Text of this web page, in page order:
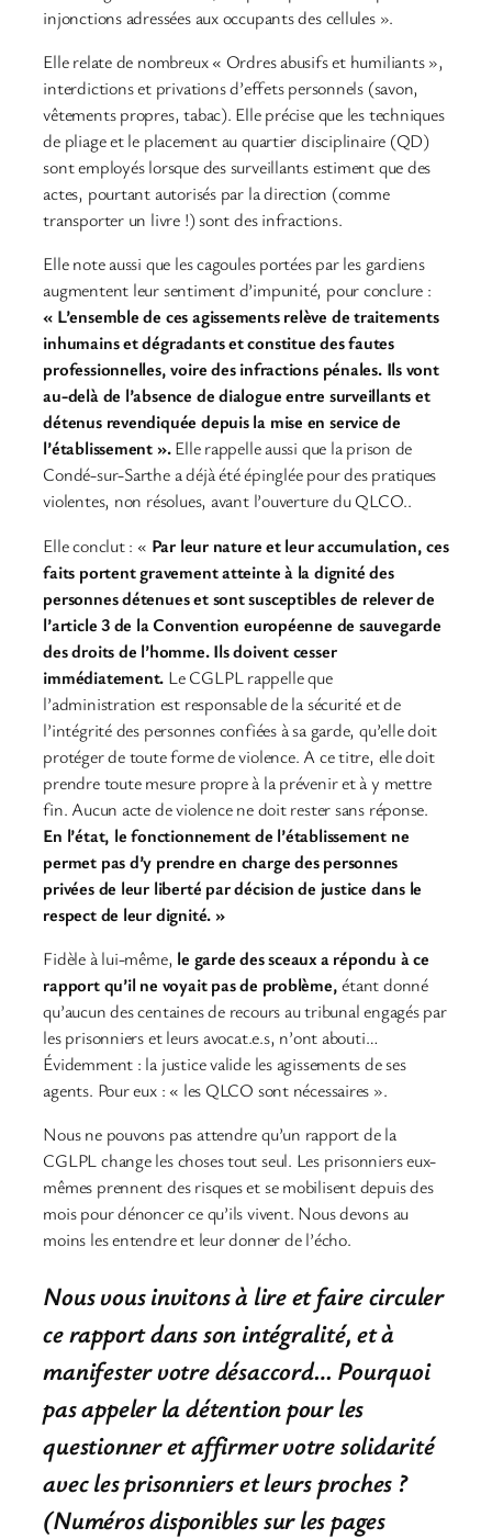
injonctions adressées aux occupants des cellules ».
Elle relate de nombreux « Ordres abusifs et humiliants »,
interdictions et privations d’effets personnels (savon,
vêtements propres, tabac). Elle précise que les techniques
de pliage et le placement au quartier disciplinaire (QD)
sont employés lorsque des surveillants estiment que des
actes, pourtant autorisés par la direction (comme
transporter un livre !) sont des infractions.
Elle note aussi que les cagoules portées par les gardiens
augmentent leur sentiment d’impunité, pour conclure :
« L’ensemble de ces agissements relève de traitements
inhumains et dégradants et constitue des fautes
professionnelles, voire des infractions pénales. Ils vont
au-delà de l’absence de dialogue entre surveillants et
détenus revendiquée depuis la mise en service de
l’établissement ».Elle rappelle aussi que la prison de
Condé-sur-Sarthe a déjà été épinglée pour des pratiques
violentes, non résolues, avant l’ouverture du QLCO..
Elle conclut : « Par leur nature et leur accumulation, ces
faits portent gravement atteinte à la dignité des
personnes détenues et sont susceptibles de relever de
l’article 3 de la Convention européenne de sauvegarde
des droits de l’homme. Ils doivent cesser
immédiatement. Le CGLPL rappelle que
l’administration est responsable de la sécurité et de
l’intégrité des personnes confiées à sa garde, qu’elle doit
protéger de toute forme de violence. A ce titre, elle doit
prendre toute mesure propre à la prévenir et à y mettre
fin. Aucun acte de violence ne doit rester sans réponse.
En l’état, le fonctionnement de l’établissement ne
permet pas d’y prendre en charge des personnes
privées de leur liberté par décision de justice dans le
respect de leur dignité. »
Fidèle à lui-même, le garde des sceaux a répondu à ce
rapport qu’il ne voyait pas de problème,étant donné
qu’aucun des centaines de recours au tribunal engagés par
les prisonniers et leurs avocat.e.s, n’ont abouti…
Évidemment : la justice valide les agissements de ses
agents. Pour eux : « les QLCO sont nécessaires ».
Nous ne pouvons pas attendre qu’un rapport de la
CGLPL change les choses tout seul. Les prisonniers eux-
mêmes prennent des risques et se mobilisent depuis des
mois pour dénoncer ce qu’ils vivent. Nous devons au
moins les entendre et leur donner de l’écho.
Nous vous invitons à lire et faire circuler
ce rapport dans son intégralité, et à
manifester votre désaccord… Pourquoi
pas appeler la détention pour les
questionner et affirmer votre solidarité
avec les prisonniers et leurs proches ?
(Numéros disponibles sur les pages